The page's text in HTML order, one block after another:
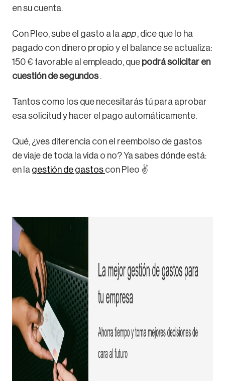
en su cuenta.
Con Pleo, sube el gasto a la app, dice que lo ha
pagado con dinero propio y el balance se actualiza:
150 € favorable al empleado, que podrá solicitar en
cuestión de segundos.
Tantos como los que necesitarás tú para aprobar
esa solicitud y hacer el pago automáticamente.
Qué, ¿ves diferencia con el reembolso de gastos
de viaje de toda la vida o no? Ya sabes dónde está:
en la gestión de gastos con Pleo ✌